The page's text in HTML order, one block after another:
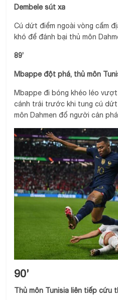
Dembele sút xa
Cú dứt điểm ngoài vòng cấm
khó để đánh bại thủ môn
89’
Mbappe đột phá, thủ môn
Mbappe đi bóng khéo léo
cánh trái trước khi tung cú
môn Dahmen đổ người cản
90’
Thủ môn Tunisia liên tiếp cứu